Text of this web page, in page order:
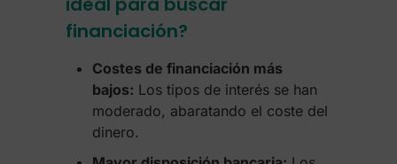
financiación?
Costes de financiación más
bajos: Los tipos de interés se han
moderado, abaratando el coste del
dinero.